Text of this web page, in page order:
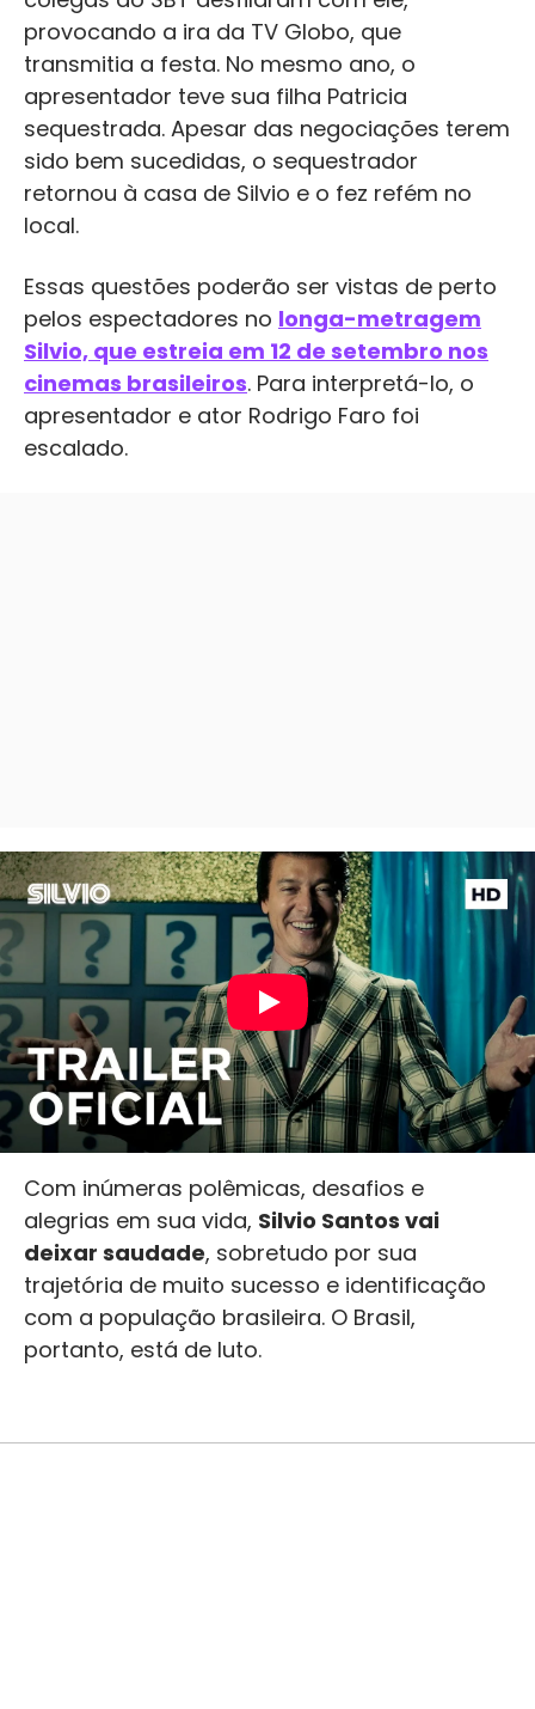
provocando a ira da TV Globo, que
transmitia a festa. No mesmo ano, o
apresentador teve sua filha Patricia
sequestrada. Apesar das negociações terem
sido bem sucedidas, o sequestrador
retornou à casa de Silvio e o fez refém no
local.
Essas questões poderão ser vistas de perto
pelos espectadores no longa-metragem
Silvio, que estreia em 12 de setembro nos
cinemas brasileiros. Para interpretá-lo, o
apresentador e ator Rodrigo Faro foi
escalado.
Com inúmeras polêmicas, desafios e
alegrias em sua vida, Silvio Santos vai
deixar saudade, sobretudo por sua
trajetória de muito sucesso e identificação
com a população brasileira. O Brasil,
portanto, está de luto.